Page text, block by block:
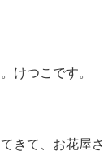
けつこです。
きて、お花屋